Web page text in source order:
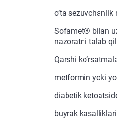
o‘ta
Sofamet® bilan
nazoratni talab
Qarshi
metformin yoki
diabetik
buyrak